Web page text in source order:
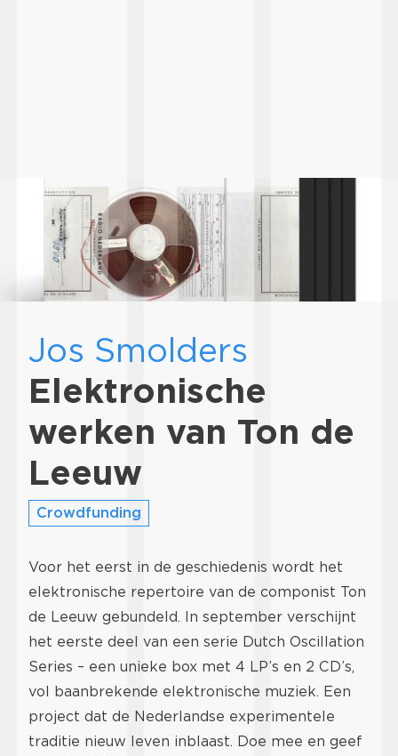
Jos Smolders
Elektronische
werken van Ton de
Leeuw
Crowdfunding
Voor het eerst in de geschiedenis wordt het
elektronische repertoire van de componist Ton
de Leeuw gebundeld. In september verschijnt
het eerste deel van een serie Dutch Oscillation
Series – een unieke box met 4 LP’s en 2 CD’s,
vol baanbrekende elektronische muziek. Een
project dat de Nederlandse experimentele
traditie nieuw leven inblaast. Doe mee en geef